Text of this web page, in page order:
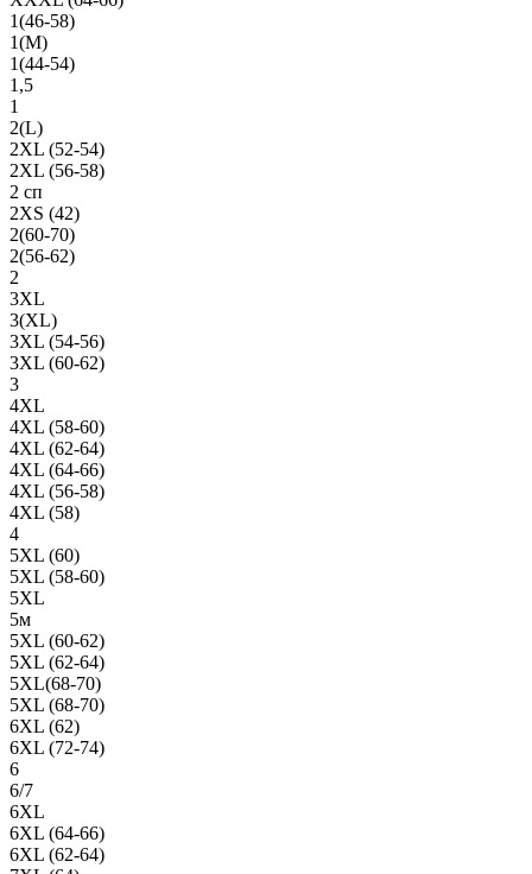
1(46-58)
1(М)
1(44-54)
1,5
1
2(L)
2XL (52-54)
2XL (56-58)
2 сп
2XS (42)
2(60-70)
2(56-62)
2
3XL
3(XL)
3XL (54-56)
3XL (60-62)
3
4XL
4XL (58-60)
4XL (62-64)
4XL (64-66)
4XL (56-58)
4XL (58)
4
5XL (60)
5XL (58-60)
5XL
5м
5XL (60-62)
5XL (62-64)
5XL(68-70)
5XL (68-70)
6XL (62)
6XL (72-74)
6
6/7
6XL
6XL (64-66)
6XL (62-64)